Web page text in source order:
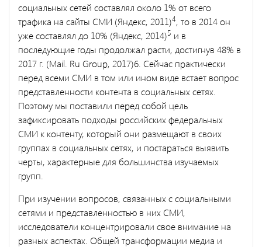
социальных сетей составлял около 1% от всего
трафика на сайты СМИ (Яндекс, 2011)4, то в 2014 он
уже составлял до 10% (Яндекс, 2014)5 и в
последующие годы продолжал расти, достигнув 48% в
2017 г. (Mail. Ru Group, 2017)6. Сейчас практически
перед всеми СМИ в том или ином виде встает вопрос
представленности контента в социальных сетях.
Поэтому мы поставили перед собой цель
зафиксировать подходы российских федеральных
СМИ к контенту, который они размещают в своих
группах в социальных сетях, и постараться выявить
черты, характерные для большинства изучаемых
групп.
При изучении вопросов, связанных с социальными
сетями и представленностью в них СМИ,
исследователи концентрировали свое внимание на
разных аспектах. Общей трансформации медиа и